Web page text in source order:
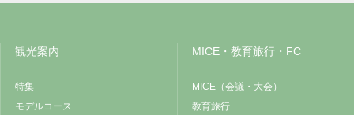
観光案内
特集
モデルコース
MICE・教育旅行・FC
MICE（会議・大会）
教育旅行